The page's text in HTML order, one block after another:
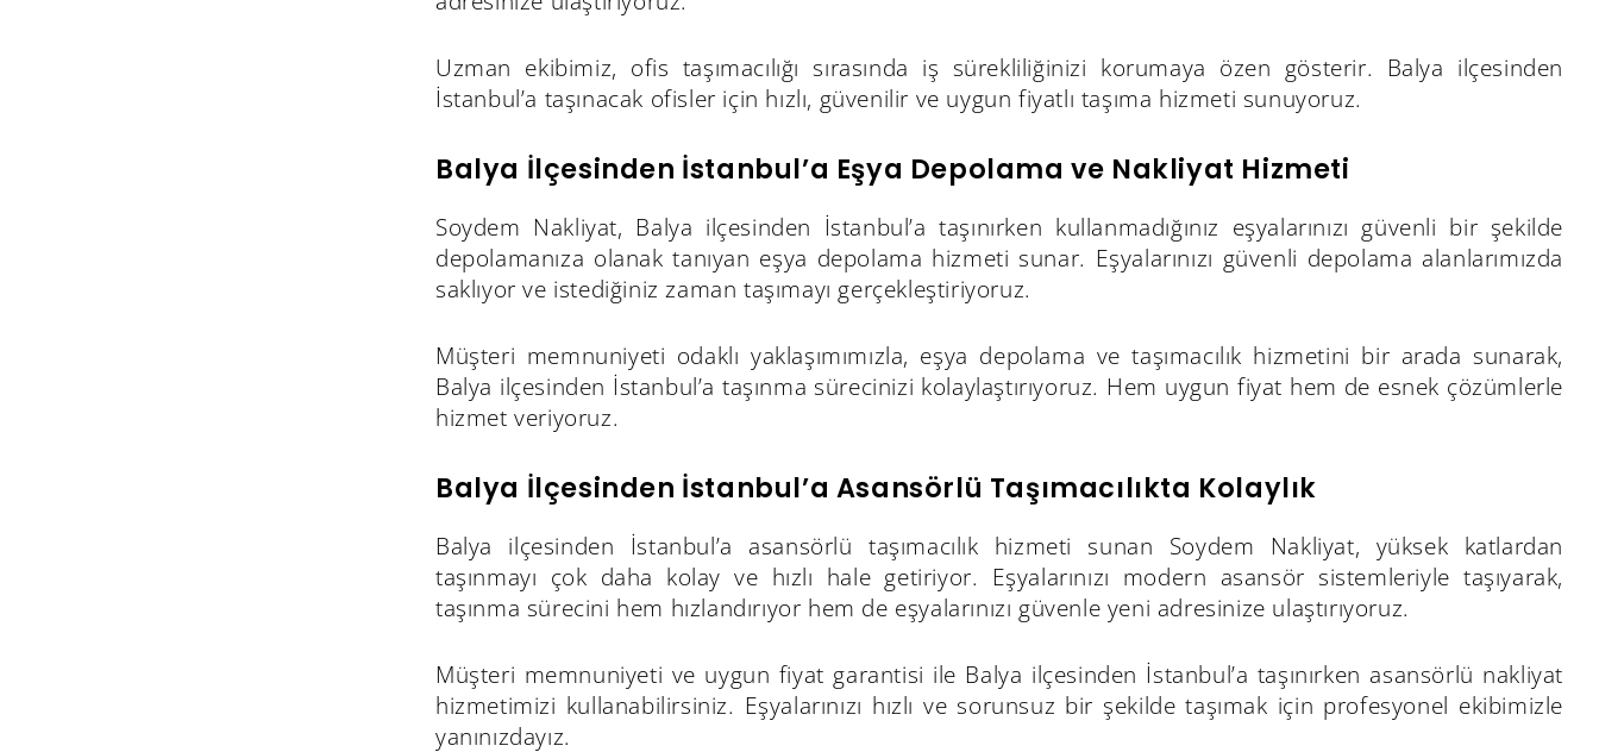
Uzman ekibimiz, ofis taşımacılığı sırasında iş sürekliliğinizi korumaya özen gösterir. Balya ilçesinden
İstanbul’a taşınacak ofisler için hızlı, güvenilir ve uygun fiyatlı taşıma hizmeti sunuyoruz.
Balya İlçesinden İstanbul’a Eşya Depolama ve Nakliyat Hizmeti
Soydem Nakliyat, Balya ilçesinden İstanbul’a taşınırken kullanmadığınız eşyalarınızı güvenli bir şekilde
depolamanıza olanak tanıyan eşya depolama hizmeti sunar. Eşyalarınızı güvenli depolama alanlarımızda
saklıyor ve istediğiniz zaman taşımayı gerçekleştiriyoruz.
Müşteri memnuniyeti odaklı yaklaşımımızla, eşya depolama ve taşımacılık hizmetini bir arada sunarak,
Balya ilçesinden İstanbul’a taşınma sürecinizi kolaylaştırıyoruz. Hem uygun fiyat hem de esnek çözümlerle
hizmet veriyoruz.
Balya İlçesinden İstanbul’a Asansörlü Taşımacılıkta Kolaylık
Balya ilçesinden İstanbul’a asansörlü taşımacılık hizmeti sunan Soydem Nakliyat, yüksek katlardan
taşınmayı çok daha kolay ve hızlı hale getiriyor. Eşyalarınızı modern asansör sistemleriyle taşıyarak,
taşınma sürecini hem hızlandırıyor hem de eşyalarınızı güvenle yeni adresinize ulaştırıyoruz.
Müşteri memnuniyeti ve uygun fiyat garantisi ile Balya ilçesinden İstanbul’a taşınırken asansörlü nakliyat
hizmetimizi kullanabilirsiniz. Eşyalarınızı hızlı ve sorunsuz bir şekilde taşımak için profesyonel ekibimizle
yanınızdayız.